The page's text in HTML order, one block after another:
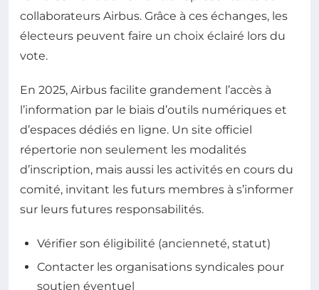
collaborateurs Airbus. Grâce à ces échanges, les
électeurs peuvent faire un choix éclairé lors du
vote.
En 2025, Airbus facilite grandement l’accès à
l’information par le biais d’outils numériques et
d’espaces dédiés en ligne. Un site officiel
répertorie non seulement les modalités
d’inscription, mais aussi les activités en cours du
comité, invitant les futurs membres à s’informer
sur leurs futures responsabilités.
Vérifier son éligibilité (ancienneté, statut)
Contacter les organisations syndicales pour
soutien éventuel